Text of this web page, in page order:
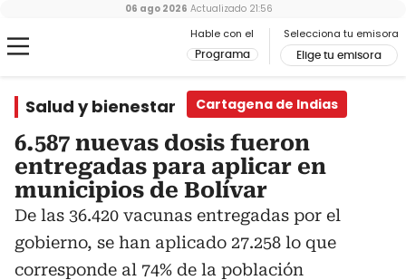
Hable con el
Programa
Selecciona tu emisora
Elige tu emisora
06 ago 2026 Actualizado 21:56
Salud y bienestar Cartagena de Indias
6.587 nuevas dosis fueron
entregadas para aplicar en
municipios de Bolívar
De las 36.420 vacunas entregadas por el
gobierno, se han aplicado 27.258 lo que
corresponde al 74% de la población